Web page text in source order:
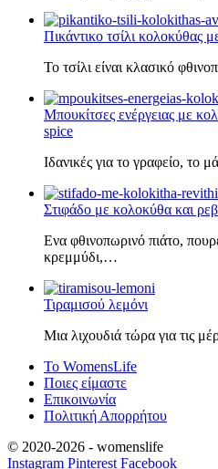
Πικάντικο τσίλι κολοκύθας
Το τσίλι είναι κλασικό
Μπουκίτσες ενέργειας με
spice
Ιδανικές για το γραφείο,
Στιφάδο με κολοκύθα και
Ενα φθινοπωρινό πιάτο,
κρεμμύδι,…
Τιραμισού λεμόνι
Μια λιχουδιά τώρα για τις
Το WomensLife
Ποιες είμαστε
Επικοινωνία
Πολιτική Απορρήτου
© 2020-2026 - womenslife
Instagram Pinterest Facebook